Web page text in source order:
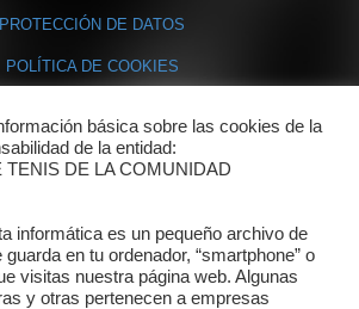
PROTECCIÓN DE DATOS
POLÍTICA DE COOKIES
Contacto
Dónde estamos
Directorio departamentos
Horario
básica sobre las cookies de la
de la entidad:
TENIS DE LA COMUNIDAD
informática es un pequeño archivo de
en tu ordenador, “smartphone” o
visitas nuestra página web. Algunas
y otras pertenecen a empresas